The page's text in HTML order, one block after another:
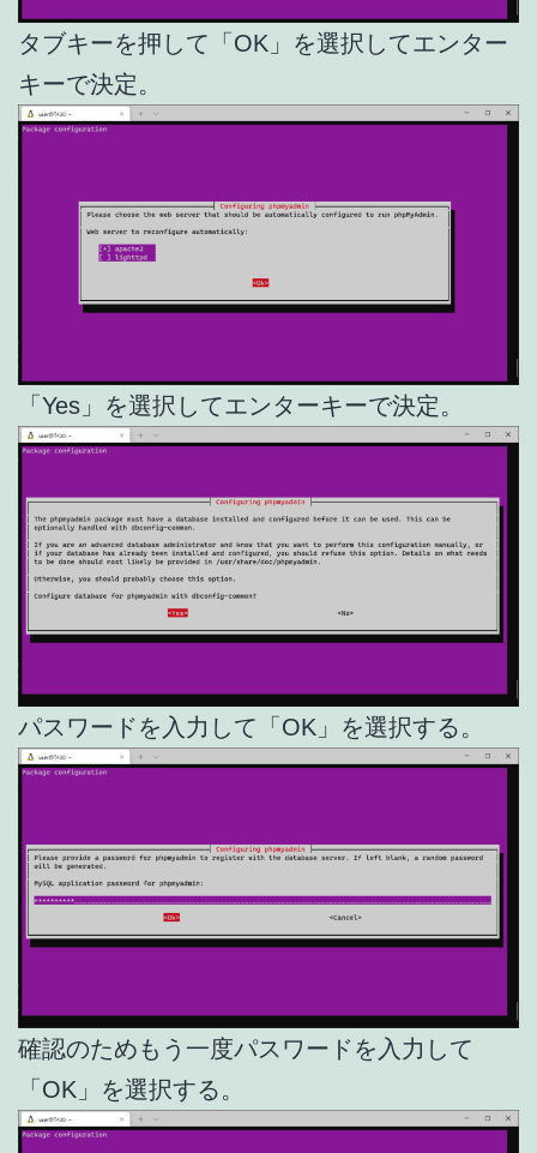
タブキーを押して「OK」を選択してエンター
キーで決定。
「Yes」を選択してエンターキーで決定。
パスワードを入力して「OK」を選択する。
確認のためもう一度パスワードを入力して
「OK」を選択する。